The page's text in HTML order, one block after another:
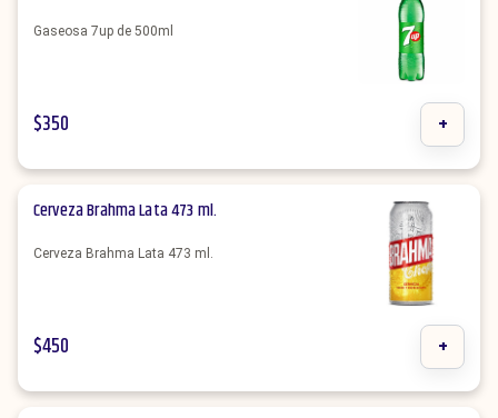
Gaseosa 7up de 500ml
$350 +
Cerveza Brahma Lata 473 ml.
Cerveza Brahma Lata 473 ml.
$450 +